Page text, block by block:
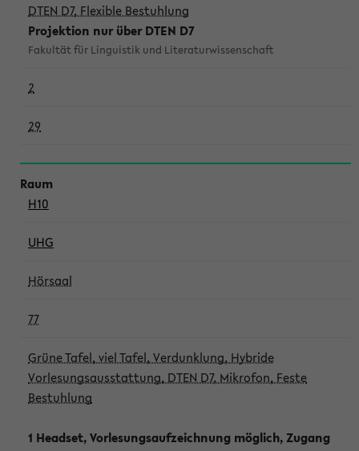
DTEN D7, Flexible Bestuhlung
Projektion nur über DTEN D7
Fakultät für Linguistik und Literaturwissenschaft
2
29
H10
UHG
Hörsaal
77
Grüne Tafel, viel Tafel, Verdunklung, Hybride
Vorlesungsausstattung, DTEN D7, Mikrofon, Feste
Bestuhlung
1 Headset, Vorlesungsaufzeichnung möglich, Zugang